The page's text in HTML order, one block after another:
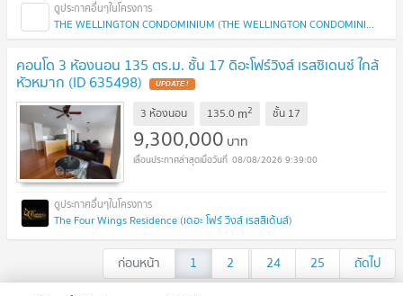
THE WELLINGTON CONDOMINIUM (THE WELLINGTON CONDOMINIUM)
คอนโด 3 ห้องนอน 135 ตร.ม. ชั้น 17 ดิอะโฟร์วิงส์ เรสซิเดนซ์ ใกล้
หัวหมาก (ID 635498)
3 ห้องนอน 135.0 m2 ชั้น 17
9,300,000 บาท
08/08/2026 9:39:00
The Four Wings Residence (เดอะ โฟร์ วิงส์ เรสสิเด้นส์)
ก่อนหน้า 1 2 ...
24 25 ถัดไป